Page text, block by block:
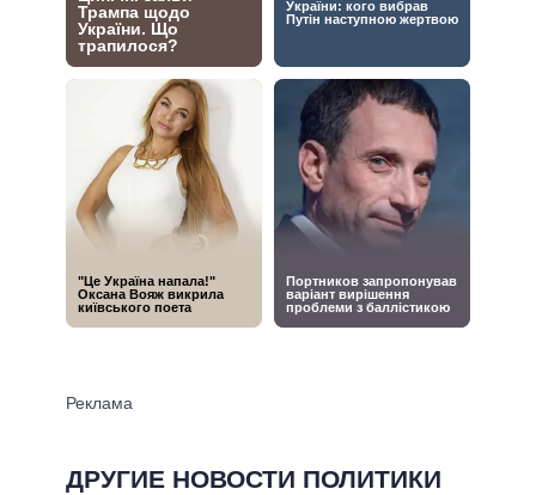
ДРУГИЕ НОВОСТИ ПОЛИТИКИ